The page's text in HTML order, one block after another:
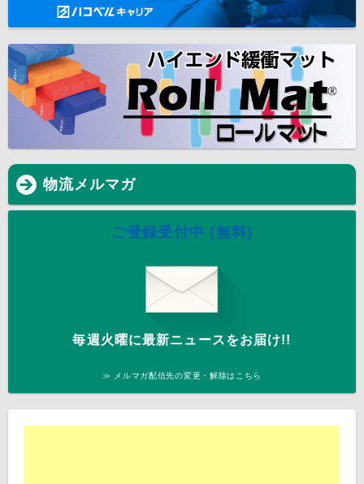
物流メルマガ
ご登録受付中 (無料)
毎週火曜に最新ニュースをお届け!!
≫ メルマガ配信先の変更・解除はこちら